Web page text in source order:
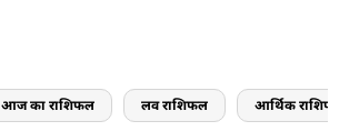
आज का राशिफल लव राशिफल आर्थिक